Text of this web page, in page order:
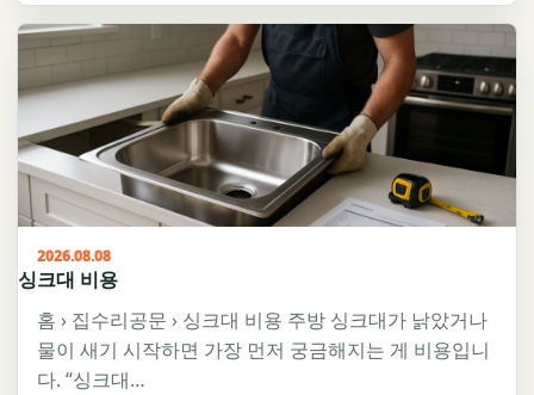
2026.08.08
싱크대 비용
홈 › 집수리공문 › 싱크대 비용 주방 싱크대가 낡았거나
물이 새기 시작하면 가장 먼저 궁금해지는 게 비용입니
다. “싱크대…